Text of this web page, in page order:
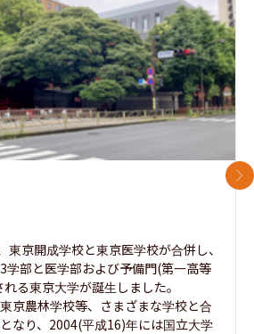
京開成学校と東京医学校が合併し、
学部と医学部および予備門(第一高等
る東京大学が誕生しました。
京農林学校等、さまざまな学校と合
なり、2004(平成16)年には国立大学
次